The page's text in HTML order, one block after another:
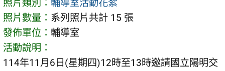
照片類別： 輔導室活動花絮
照片數量： 系列照片共計 15 張
發佈單位： 輔導室
活動說明：
114年11月6日(星期四)12時至13時邀請國立陽明交